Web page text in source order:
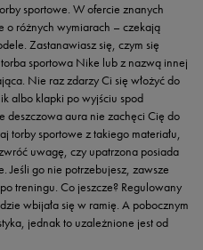
sportowe. W ofercie znanych
o różnych wymiarach – czekają
Zastanawiasz się, czym się
sportowa Nike lub z nazwą innej
Nie raz zdarzy Ci się włożyć do
albo klapki po wyjściu spod
deszczowa aura nie zachęci Cię do
torby sportowe z takiego materiału,
uwagę, czy upatrzona posiada
Jeśli go nie potrzebujesz, zawsze
treningu. Co jeszcze? Regulowany
wbijała się w ramię. A pobocznym
jednak to uzależnione jest od